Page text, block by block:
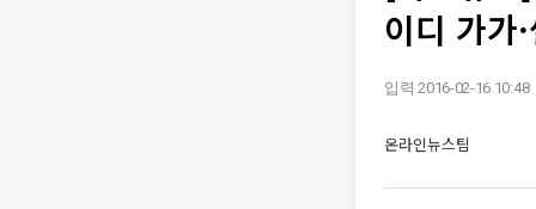
이디 가가
입력 2016-02-16 10:48
온라인뉴스팀